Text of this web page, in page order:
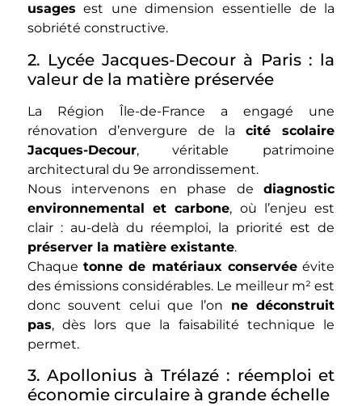
usages est une dimension essentielle de la
sobriété constructive.
2. Lycée Jacques-Decour à Paris : la
valeur de la matière préservée
La Région Île-de-France a engagé une
rénovation d’envergure de lacité scolaire
Jacques-Decour, véritable patrimoine
architectural du 9e arrondissement.
Nous intervenons en phase dediagnostic
environnemental et carbone, où l’enjeu est
clair : au-delà du réemploi, la priorité est de
préserver la matière existante.
Chaque tonne de matériaux conservée évite
des émissions considérables. Le meilleur m² est
donc souvent celui que l’on ne déconstruit
pas, dès lors que la faisabilité technique le
permet.
3. Apollonius à Trélazé : réemploi et
économie circulaire à grande échelle